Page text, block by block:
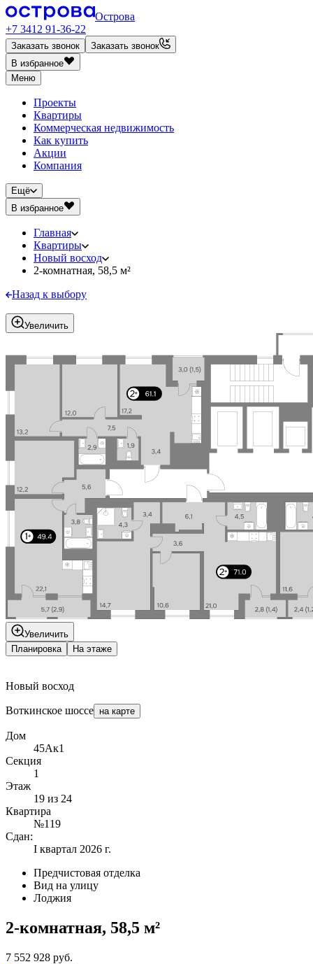
Острова
+7 3412 91-36-22
Заказать звонок
Заказать звонок
В избранное
Меню
Проекты
Квартиры
Коммерческая недвижимость
Как купить
Акции
Компания
Ещё
В избранное
Главная
Квартиры
Новый восход
2-комнатная, 58,5 м²
Назад к выбору
Увеличить
Увеличить
Планировка
На этаже
Новый восход
Воткинское шоссе на карте
Дом
45Ак1
Секция
1
Этаж
19 из 24
Квартира
№119
Сдан:
I квартал 2026 г.
Предчистовая отделка
Вид на улицу
Лоджия
2-комнатная, 58,5 м²
7 552 928 руб.